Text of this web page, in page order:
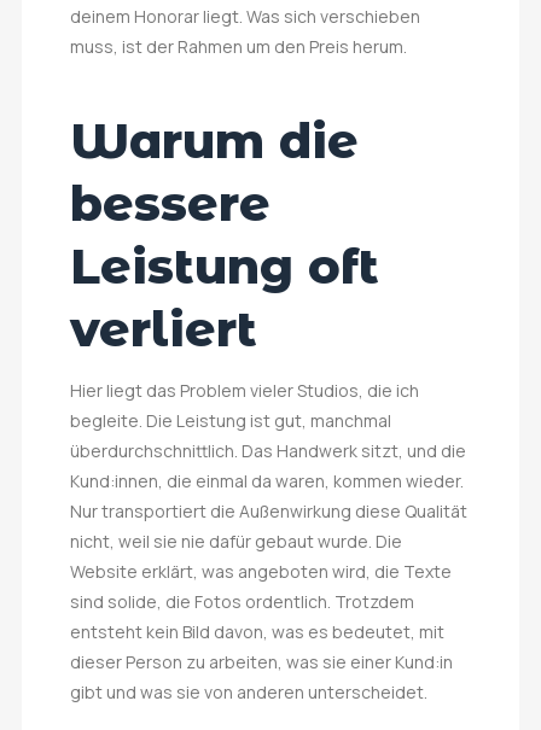
deinem Honorar liegt. Was sich verschieben
muss, ist der Rahmen um den Preis herum.
Warum die
bessere
Leistung oft
verliert
Hier liegt das Problem vieler Studios, die ich
begleite. Die Leistung ist gut, manchmal
überdurchschnittlich. Das Handwerk sitzt, und die
Kund:innen, die einmal da waren, kommen wieder.
Nur transportiert die Außenwirkung diese Qualität
nicht, weil sie nie dafür gebaut wurde. Die
Website erklärt, was angeboten wird, die Texte
sind solide, die Fotos ordentlich. Trotzdem
entsteht kein Bild davon, was es bedeutet, mit
dieser Person zu arbeiten, was sie einer Kund:in
gibt und was sie von anderen unterscheidet.